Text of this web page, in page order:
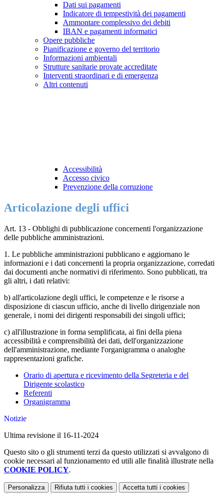
Dati sui pagamenti
Indicatore di tempestività dei pagamenti
Ammontare complessivo dei debiti
IBAN e pagamenti informatici
Opere pubbliche
Pianificazione e governo del territorio
Informazioni ambientali
Strutture sanitarie provate accreditate
Interventi straordinari e di emergenza
Altri contenuti
Accessibilità
Accesso civico
Prevenzione della corruzione
Articolazione degli uffici
Art. 13 - Obblighi di pubblicazione concernenti l'organizzazione
delle pubbliche amministrazioni.
1. Le pubbliche amministrazioni pubblicano e aggiornano le
informazioni e i dati concernenti la propria organizzazione, corredati
dai documenti anche normativi di riferimento. Sono pubblicati, tra
gli altri, i dati relativi:
b) all'articolazione degli uffici, le competenze e le risorse a
disposizione di ciascun ufficio, anche di livello dirigenziale non
generale, i nomi dei dirigenti responsabili dei singoli uffici;
c) all'illustrazione in forma semplificata, ai fini della piena
accessibilità e comprensibilità dei dati, dell'organizzazione
dell'amministrazione, mediante l'organigramma o analoghe
rappresentazioni grafiche.
Orario di apertura e ricevimento della Segreteria e del
Dirigente scolastico
Referenti
Organigramma
Notizie
Ultima revisione il 16-11-2024
Questo sito o gli strumenti terzi da questo utilizzati si avvalgono di
cookie necessari al funzionamento ed utili alle finalità illustrate nella
COOKIE POLICY.
Personalizza Rifiuta tutti i cookies Accetta tutti i cookies